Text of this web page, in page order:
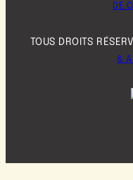
DE
TOUS DROITS
&